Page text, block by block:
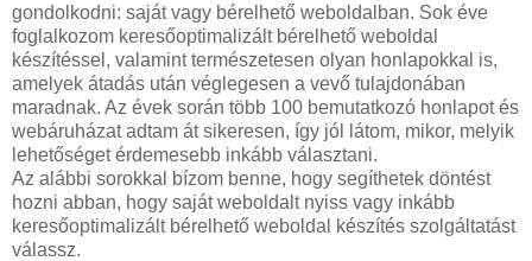
gondolkodni: saját vagy bérelhető weboldalban. Sok éve
foglalkozom keresőoptimalizált bérelhető weboldal
készítéssel, valamint természetesen olyan honlapokkal is,
amelyek átadás után véglegesen a vevő tulajdonában
maradnak. Az évek során több 100 bemutatkozó honlapot és
webáruházat adtam át sikeresen, így jól látom, mikor, melyik
lehetőséget érdemesebb inkább választani.
Az alábbi sorokkal bízom benne, hogy segíthetek döntést
hozni abban, hogy saját weboldalt nyiss vagy inkább
keresőoptimalizált bérelhető weboldal készítés szolgáltatást
válassz.